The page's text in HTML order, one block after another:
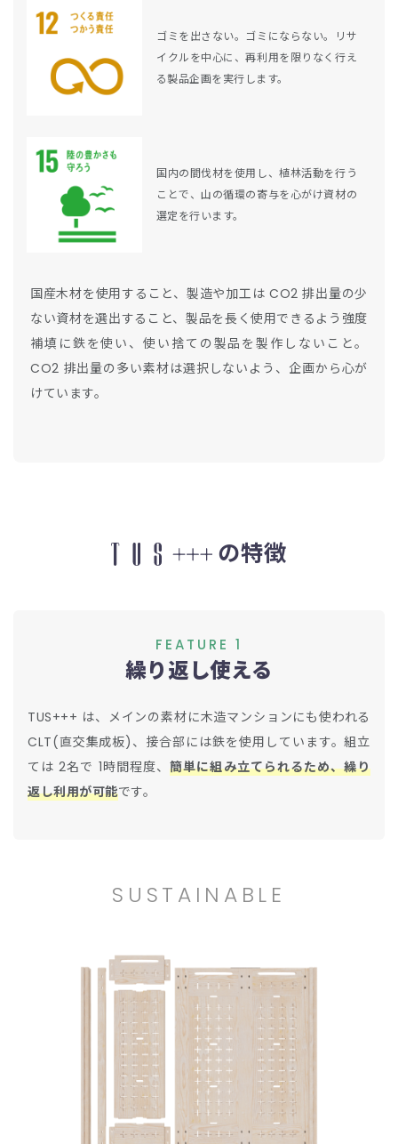
ゴミを出さない。ゴミにならない。リサ
イクルを中心に、再利用を限りなく行え
る製品企画を実行します。
国内の間伐材を使用し、植林活動を行う
ことで、山の循環の寄与を心がけ資材の
選定を行います。
国産木材を使用すること、製造や加工は CO2 排出量の少
ない資材を選出すること、製品を長く使用できるよう強度
補填に鉄を使い、使い捨ての製品を製作しないこと。
CO2 排出量の多い素材は選択しないよう、企画から心が
けています。
の特徴
FEATURE 1
繰り返し使える
TUS+++ は、メインの素材に木造マンションにも使われる
CLT(直交集成板)、接合部には鉄を使用しています。組立
ては 2名で 1時間程度、簡単に組み立てられるため、繰り
返し利用が可能です。
SUSTAINABLE